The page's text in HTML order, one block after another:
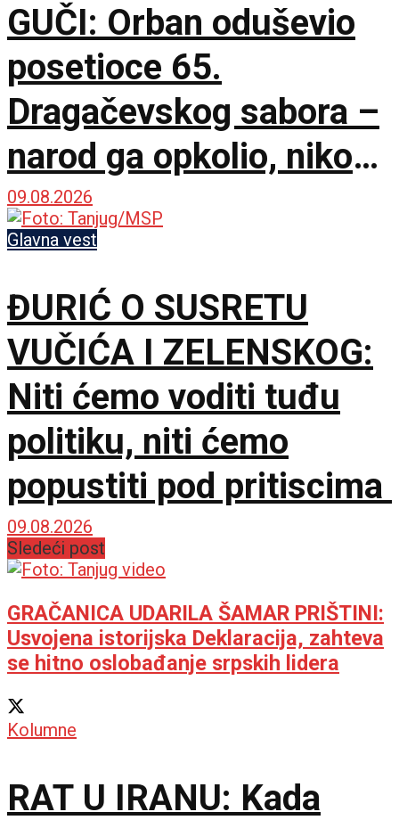
GUČI: Orban oduševio
posetioce 65.
Dragačevskog sabora –
narod ga opkolio, niko
ne veruje koliko je
opušten
09.08.2026
Glavna vest
ĐURIĆ O SUSRETU
VUČIĆA I ZELENSKOG:
Niti ćemo voditi tuđu
politiku, niti ćemo
popustiti pod pritiscima
09.08.2026
Sledeći post
GRAČANICA UDARILA ŠAMAR PRIŠTINI:
Usvojena istorijska Deklaracija, zahteva
se hitno oslobađanje srpskih lidera
Kolumne
RAT U IRANU: Kada